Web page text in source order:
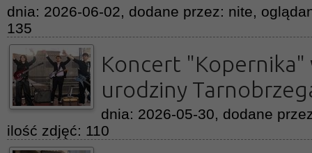
dnia: 2026-06-02, dodane przez: nite,
135
Koncert "Kopernika"
urodziny
dnia: 2026-05-30, dodane
ilość zdjęć: 110